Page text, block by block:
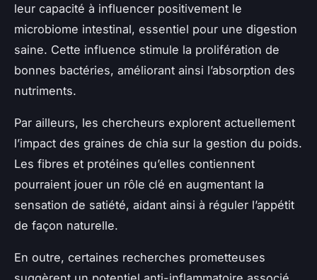
leur capacité à influencer positivement le
microbiome intestinal, essentiel pour une digestion
saine. Cette influence stimule la prolifération de
bonnes bactéries, améliorant ainsi l’absorption des
nutriments.
Par ailleurs, les chercheurs explorent actuellement
l’impact des graines de chia sur la gestion du poids.
Les fibres et protéines qu’elles contiennent
pourraient jouer un rôle clé en augmentant la
sensation de satiété, aidant ainsi à réguler l’appétit
de façon naturelle.
En outre, certaines recherches prometteuses